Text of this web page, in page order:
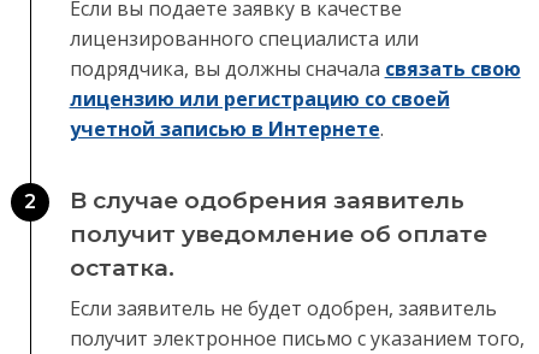
Если вы подаете заявку в качестве
лицензированного специалиста или
подрядчика, вы должны сначала связать свою
лицензию или регистрацию со своей
учетной записью в Интернете.
2
В случае одобрения заявитель
получит уведомление об оплате
остатка.
Если заявитель не будет одобрен, заявитель
получит электронное письмо с указанием того,